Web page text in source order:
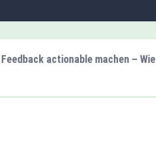
actionable machen – Wie